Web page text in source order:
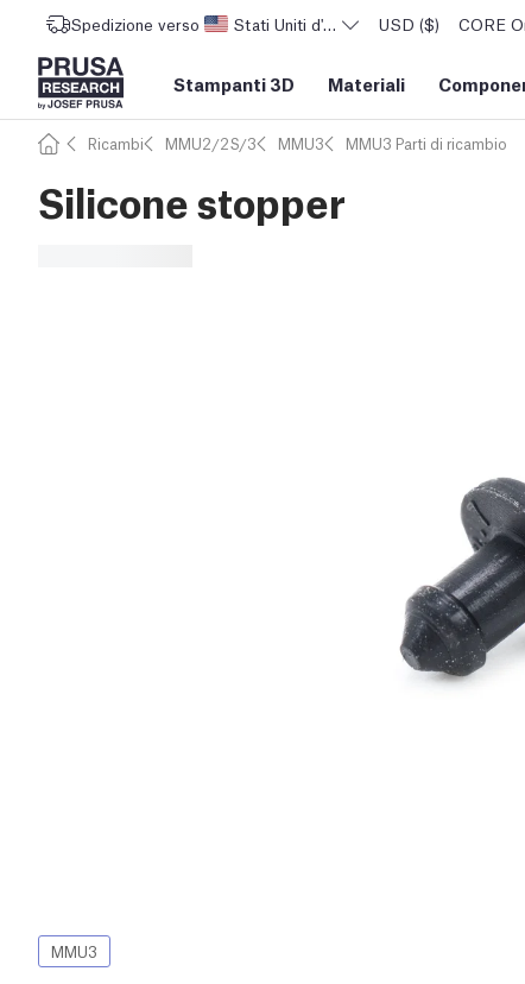
Spedizione verso Stati Uniti d'AmericaUSD ($) CORE
Stampanti 3D Materiali
Ricambi MMU2/2S/3 MMU3 MMU3 Parti di ricambio
Silicone stopper
MMU3